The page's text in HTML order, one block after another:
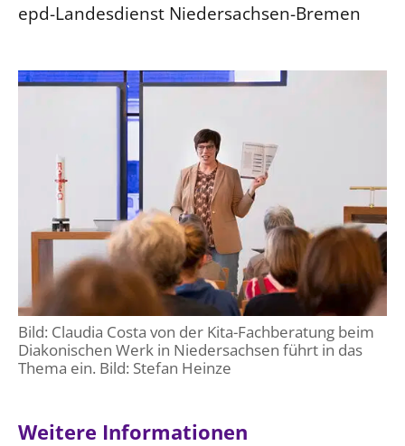
epd-Landesdienst Niedersachsen-Bremen
Bild: Claudia Costa von der Kita-Fachberatung beim
Diakonischen Werk in Niedersachsen führt in das
Thema ein. Bild: Stefan Heinze
Weitere Informationen